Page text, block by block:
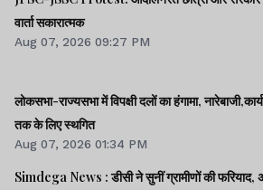
वार्ता सकारात्मक
Aug 07, 2026 09:27 PM
लोकसभा-राज्यसभा में विपक्षी दलों का हंगामा,
तक के लिए स्थगित
Aug 07, 2026 01:34 PM
Simdega News : डीसी ने सुनीं ग्रामीणों की फरियाद,